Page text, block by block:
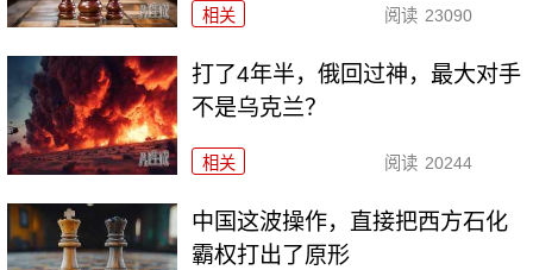
相关 阅读 23090
打了4年半，俄回过神，最大对手
不是乌克兰？
相关 阅读 20244
中国这波操作，直接把西方石化
霸权打出了原形